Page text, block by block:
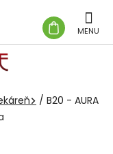
KOŠÍK
/ B20 - AURA